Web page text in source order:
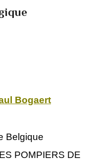
Bogaert
Belgique
POMPIERS DE